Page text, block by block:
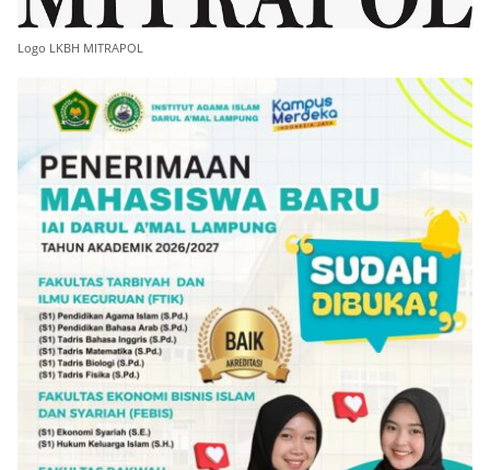
Logo LKBH MITRAPOL